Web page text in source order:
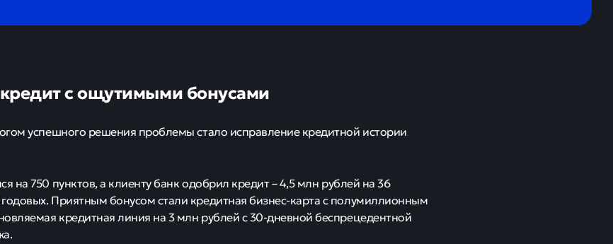
с ощутимыми бонусами
успешного решения проблемы стало исправление кредитной истории
на 750 пунктов, а клиенту банк одобрил кредит – 4,5 млн рублей на 36
Приятным бонусом стали кредитная бизнес-карта с полумиллионным
кредитная линия на 3 млн рублей с 30-дневной беспрецедентной